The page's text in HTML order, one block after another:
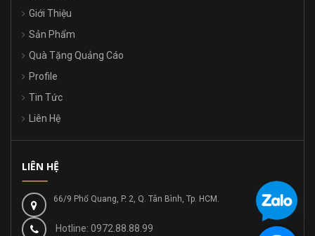
Giới Thiệu
Sản Phẩm
Quà Tặng Quảng Cáo
Profile
Tin Tức
Liên Hệ
LIÊN HỆ
66/9 Phổ Quang, P. 2, Q. Tân Bình, Tp. HCM.
Hotline: 0972.88.88.99